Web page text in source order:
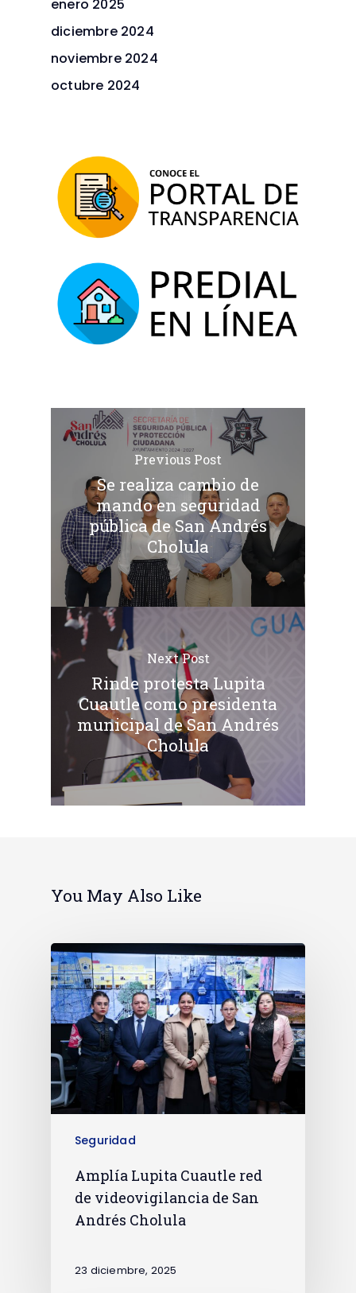
enero 2025
diciembre 2024
noviembre 2024
octubre 2024
Previous Post
Se realiza cambio de
mando en seguridad
pública de San Andrés
Cholula
Next Post
Rinde protesta Lupita
Cuautle como presidenta
municipal de San Andrés
Cholula
You May Also Like
Seguridad
Amplía Lupita Cuautle red
de videovigilancia de San
Andrés Cholula
23 diciembre, 2025